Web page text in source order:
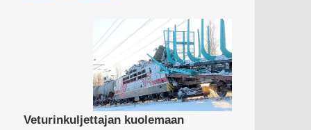
Veturinkuljettajan kuolemaan